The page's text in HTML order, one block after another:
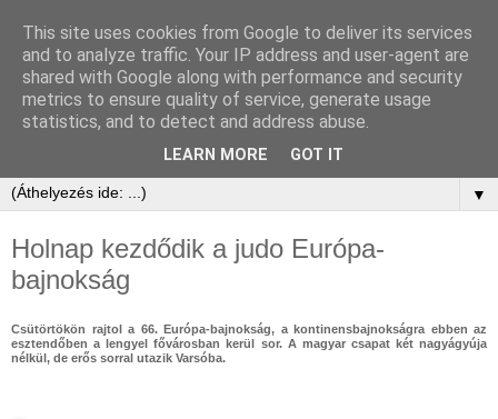
▼
Holnap kezdődik a judo Európa-
bajnokság
Csütörtökön rajtol a 66. Európa-bajnokság, a kontinensbajnokságra ebben az
esztendőben a lengyel fővárosban kerül sor. A magyar csapat két nagyágyúja
nélkül, de erős sorral utazik Varsóba.
This site uses cookies from Google to deliver its services
and to analyze traffic. Your IP address and user-agent are
shared with Google along with performance and security
metrics to ensure quality of service, generate usage
statistics, and to detect and address abuse.
LEARN MORE GOT IT